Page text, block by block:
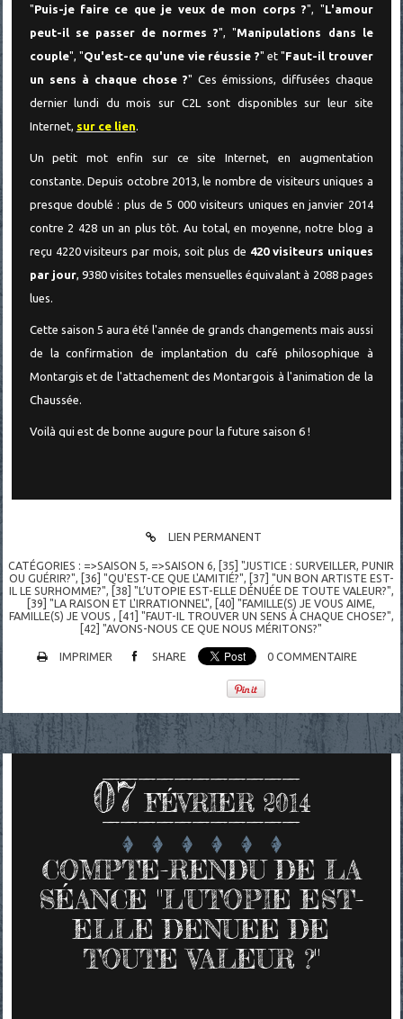
"Puis-je faire ce que je veux de mon corps ?", "L'amour
peut-il se passer de normes ?", "Manipulations dans le
couple", "Qu'est-ce qu'une vie réussie ?" et "Faut-il trouver
un sens à chaque chose ?" Ces émissions, diffusées chaque
dernier lundi du mois sur C2L sont disponibles sur leur site
Internet, sur ce lien.
Un petit mot enfin sur ce site Internet, en augmentation
constante. Depuis octobre 2013, le nombre de visiteurs uniques a
presque doublé : plus de 5 000 visiteurs uniques en janvier 2014
contre 2 428 un an plus tôt. Au total, en moyenne, notre blog a
reçu 4220 visiteurs par mois, soit plus de 420 visiteurs uniques
par jour, 9380 visites totales mensuelles équivalant à 2088 pages
lues.
Cette saison 5 aura été l'année de grands changements mais aussi
de la confirmation de implantation du café philosophique à
Montargis et de l'attachement des Montargois à l'animation de la
Chaussée.
Voilà qui est de bonne augure pour la future saison 6 !
LIEN PERMANENT
CATÉGORIES : =>SAISON 5, =>SAISON 6,
[35] "JUSTICE : SURVEILLER, PUNIR
OU GUÉRIR?", [36] "QU'EST-CE QUE L'AMITIÉ?",
[37] "UN BON ARTISTE EST-
IL LE SURHOMME?", [38] "L’UTOPIE EST-ELLE DÉNUÉE DE TOUTE VALEUR?",
[39] "LA RAISON ET L'IRRATIONNEL",
[40] "FAMILLE(S) JE VOUS AIME,
FAMILLE(S) JE VOUS , [41] "FAUT-IL TROUVER UN SENS À CHAQUE CHOSE?",
[42] "AVONS-NOUS CE QUE NOUS MÉRITONS?"
IMPRIMER SHARE 0 COMMENTAIRE
07 FÉVRIER 2014
COMPTE-RENDU DE LA
SÉANCE "L'UTOPIE EST-
ELLE DENUEE DE
TOUTE VALEUR ?"